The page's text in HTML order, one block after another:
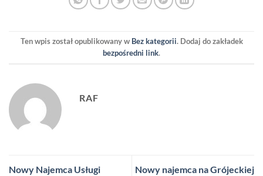
Ten wpis został opublikowany w Bez kategorii. Dodaj do zakładek
bezpośredni link.
RAF
Nowy Najemca Usługi
Nowy najemca na Grójeckiej